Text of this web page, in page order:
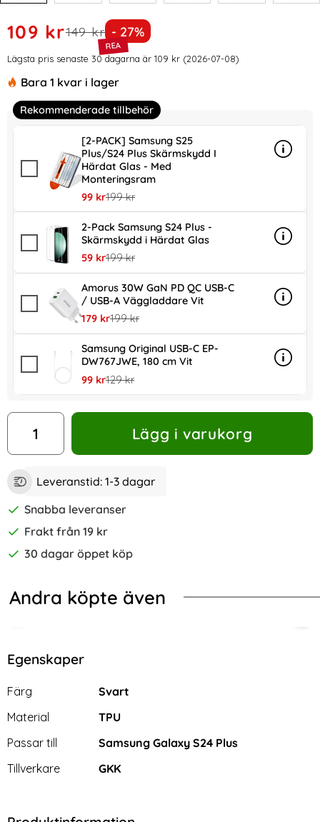
Handla denna produkt GKK Galaxy S24 Plus Skal
rea pris
109 krtidigare pris
149 kr Priset är nedsatt med
- 27%
Prishistorik
Lägsta pris senaste 30 dagarna är 109 kr (2026-07-08)
Bara 1 kvar i lager
Rekommenderade tillbehör
[2-PACK] Samsung S25
Plus/S24 Plus Skärmskydd I
Härdat Glas - Med
Monteringsram
rea pris
99 krtidigare pris
199 kr
Info
mer
2-Pack Samsung S24 Plus -
Skärmskydd i Härdat Glas
rea pris
59 krtidigare pris
199 kr
Info
mer
Amorus 30W GaN PD QC USB-C
/ USB-A Väggladdare Vit
rea pris
179 krtidigare pris
199 kr
Info
mer
Samsung Original USB-C EP-
DW767JWE, 180 cm Vit
rea pris
99 krtidigare pris
129 kr
Info
mer
antal
Lägg i varukorg
Leveranstid: 1-3 dagar
Snabba leveranser
Frakt från 19 kr
30 dagar öppet köp
Andra köpte även
Röd
S24 Plus Skal Hybrid Läder Krokodil
Egenskaper
Egenskaper/attribut för denna produkt
Attribut
Färg
Svart
Material
TPU
Passar till
Samsung Galaxy S24 Plus
Tillverkare
GKK